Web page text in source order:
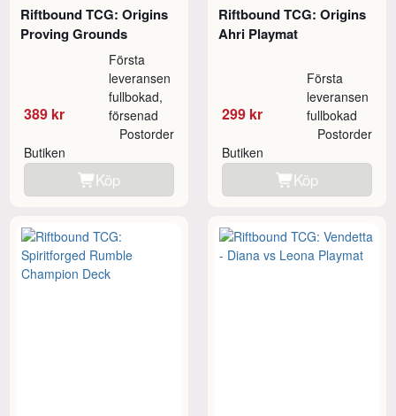
Riftbound TCG: Origins
Proving Grounds
389 kr
Första
leveransen
fullbokad,
försenad
Butiken
Postorder
Köp
Riftbound TCG: Origins
Ahri Playmat
299 kr
Första
leveransen
fullbokad
Butiken
Postorder
Köp